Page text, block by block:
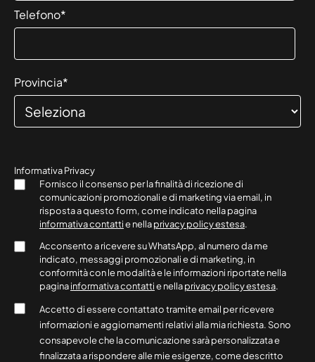
Telefono*
Provincia*
Informativa Privacy
Fornisco il consenso per la finalità di ricezione di
comunicazioni promozionali e di marketing via email, in
risposta a questo form, come indicato nella pagina
informativa contattie nellaprivacy policy estesa.
Acconsento a ricevere su WhatsApp, al numero da me
indicato, messaggi promozionali e di marketing, in
conformità con le modalità e le informazioni riportate nella
paginainformativa contattie nellaprivacy policy estesa.
Accetto di essere contattato tramite email per ricevere
informazioni e aggiornamenti relativi alla mia richiesta. Sono
consapevole che la comunicazione sarà personalizzata e
finalizzata a rispondere alle mie esigenze, come descritto